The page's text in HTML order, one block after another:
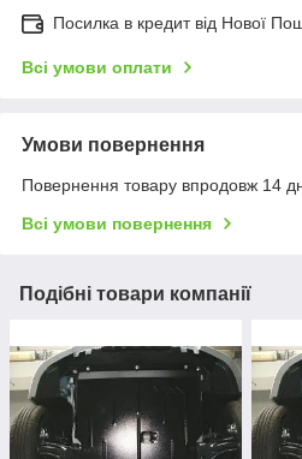
Посилка в кредит від Нової
Всі умови оплати
Умови повернення
Повернення товару впродовж 14
Всі умови повернення
Подібні товари компанії